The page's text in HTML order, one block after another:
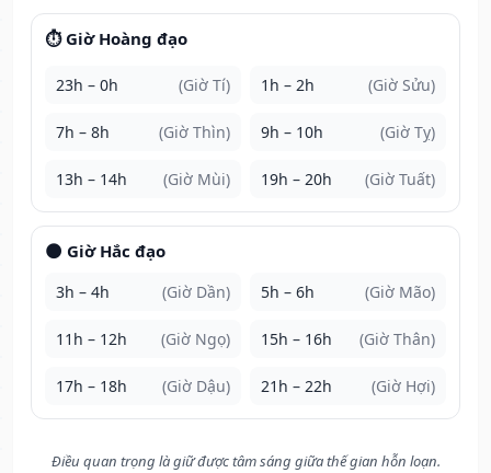
⏱️ Giờ Hoàng đạo
23h – 0h (Giờ Tí) 1h – 2h (Giờ Sửu)
7h – 8h (Giờ Thìn) 9h – 10h (Giờ Tỵ)
13h – 14h (Giờ Mùi) 19h – 20h (Giờ Tuất)
🌑 Giờ Hắc đạo
3h – 4h (Giờ Dần) 5h – 6h (Giờ Mão)
11h – 12h (Giờ Ngọ) 15h – 16h (Giờ Thân)
17h – 18h (Giờ Dậu) 21h – 22h (Giờ Hợi)
Điều quan trọng là giữ được tâm sáng giữa thế gian hỗn loạn.